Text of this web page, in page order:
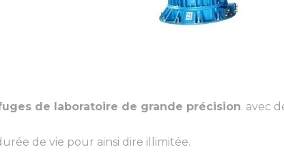
de laboratoire de grande précision. avec
de vie pour ainsi dire illimitée.